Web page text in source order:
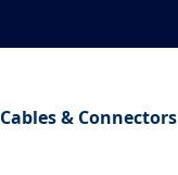
Cables & Connectors